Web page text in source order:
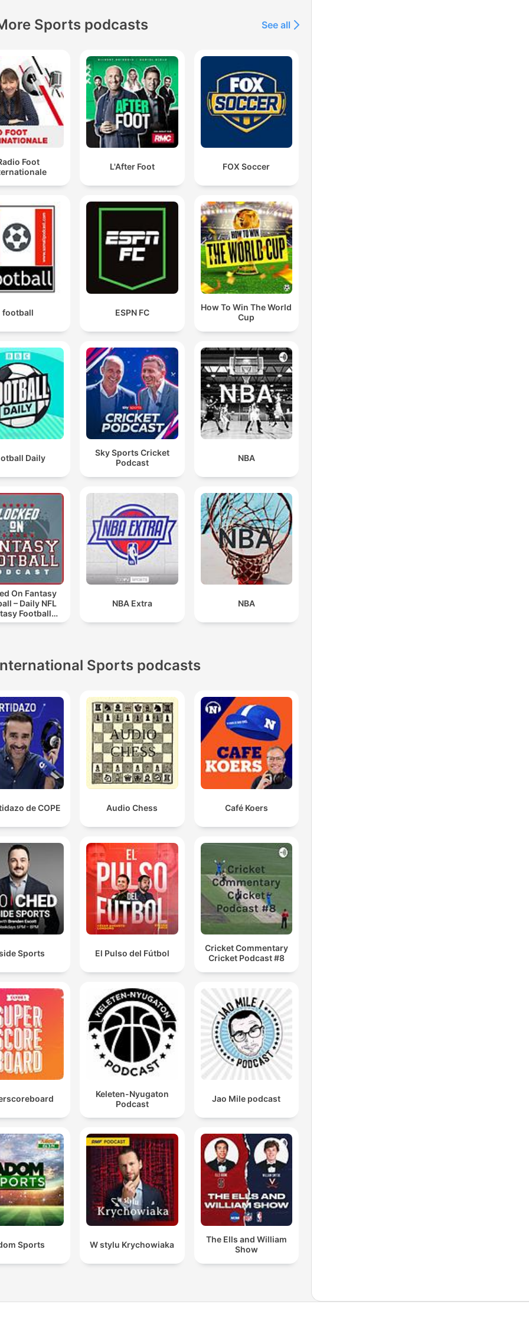
Sports podcasts See all
Foot
L'After Foot FOX Soccer
football ESPN FC
How To Win The World
Cup
Daily
Sky Sports Cricket
Podcast
NBA
On Fantasy
– Daily NFL
Football
Podcast
NBA Extra NBA
Sports podcasts
de COPE Audio Chess Café Koers
Sports El Pulso del Fútbol
Cricket Commentary
Cricket Podcast #8
Keleten-Nyugaton
Podcast
Jao Mile podcast
Sports W stylu Krychowiaka
The Ells and William
Show